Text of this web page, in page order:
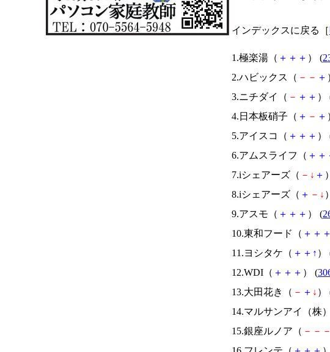
インデックスに戻る［
1.極楽湯（ ＋ ＋ ＋ ） (
2.ハビックス（ － － ＋
3.ニチダイ（ － ＋ ＋ ）
4.日本板硝子（ ＋ － ＋
5.アイスコ（ ＋ ＋ ＋ ）
6.アムスライフ（ ＋ ＋
7.iシェアーズ（ － ↓ ＋
8.iシェアーズ（ ＋ － ↓
9.アスモ（ ＋ ＋ ＋ ） (
10.東和フード（ ＋ ＋ ＋
11.ヨシタケ（ ＋ ＋ ↑ ）
12.WDI（ ＋ ＋ ＋ ） (
13.大田花き（ － ＋ ↓ ）
14.マルサンアイ（株
15.銀座ルノア（ － － －